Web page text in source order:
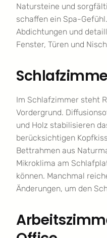
Natursteine und
schaffen ein Spa-
Abdichtungen und
Fenster, Türen und
Im Schlafzimmer steht
Vordergrund.
und Holz stabilisieren
berücksichtigen
Bettrahmen aus
Mikroklima am
können. Manchmal
Änderungen, um den